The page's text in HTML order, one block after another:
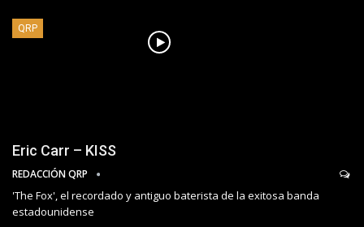
QRP
Eric Carr – KISS
REDACCIÓN QRP
'The Fox', el recordado y antiguo baterista de la exitosa banda
estadounidense